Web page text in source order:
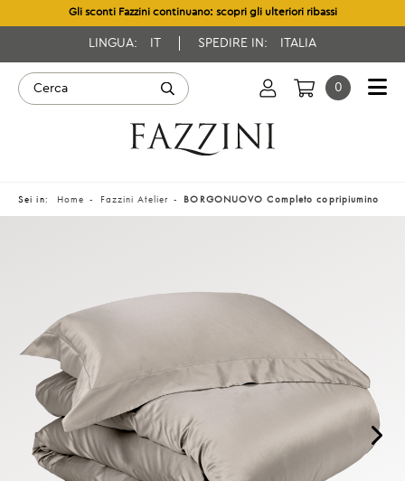
Gli sconti Fazzini continuano: scopri gli ulteriori ribassi
LINGUA: SPEDIRE IN: ITALIA
0
Sei in: Home Fazzini Atelier BORGONUOVO Completo copripiumino